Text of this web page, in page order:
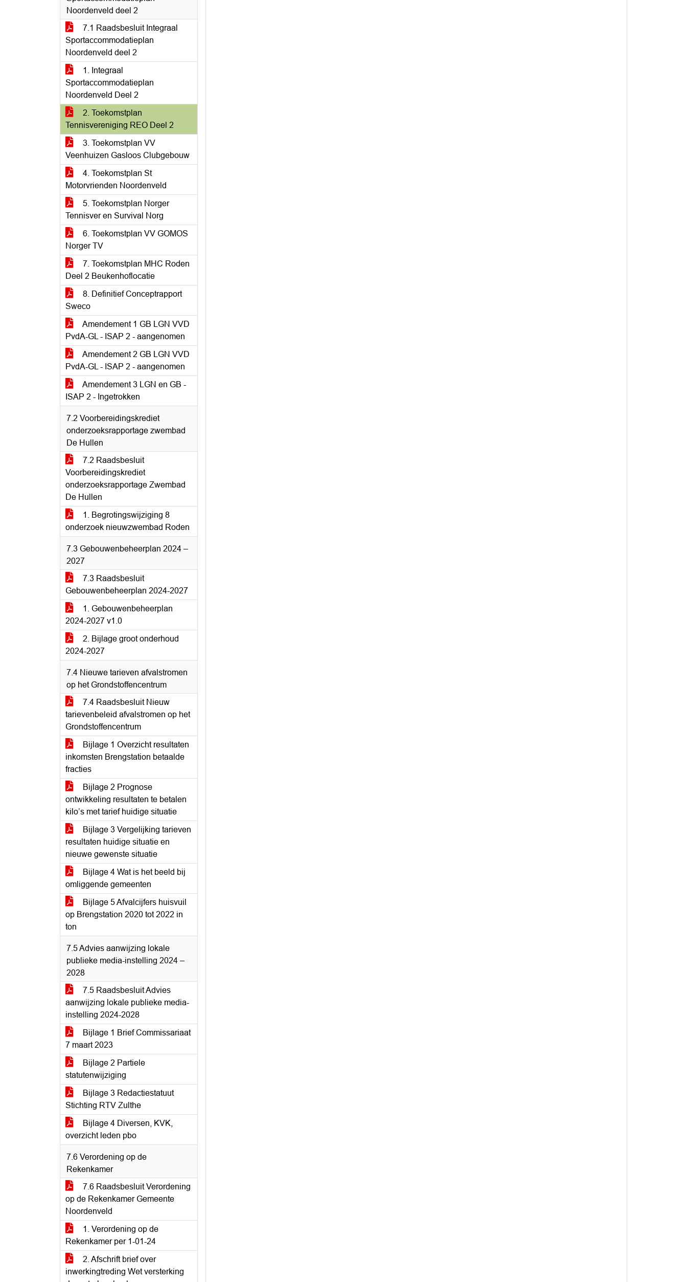
Noordenveld deel 2
7.1 Raadsbesluit Integraal
Sportaccommodatieplan
Noordenveld deel 2
1. Integraal
Sportaccommodatieplan
Noordenveld Deel 2
2. Toekomstplan
Tennisvereniging REO Deel 2
3. Toekomstplan VV
Veenhuizen Gasloos Clubgebouw
4. Toekomstplan St
Motorvrienden Noordenveld
5. Toekomstplan Norger
Tennisver en Survival Norg
6. Toekomstplan VV GOMOS
Norger TV
7. Toekomstplan MHC Roden
Deel 2 Beukenhoflocatie
8. Definitief Conceptrapport
Sweco
Amendement 1 GB LGN VVD
PvdA-GL - ISAP 2 - aangenomen
Amendement 2 GB LGN VVD
PvdA-GL - ISAP 2 - aangenomen
Amendement 3 LGN en GB -
ISAP 2 - Ingetrokken
7.2 Voorbereidingskrediet
onderzoeksrapportage zwembad
De Hullen
7.2 Raadsbesluit
Voorbereidingskrediet
onderzoeksrapportage Zwembad
De Hullen
1. Begrotingswijziging 8
onderzoek nieuwzwembad Roden
7.3 Gebouwenbeheerplan 2024 –
2027
7.3 Raadsbesluit
Gebouwenbeheerplan 2024-2027
1. Gebouwenbeheerplan
2024-2027 v1.0
2. Bijlage groot onderhoud
2024-2027
7.4 Nieuwe tarieven afvalstromen
op het Grondstoffencentrum
7.4 Raadsbesluit Nieuw
tarievenbeleid afvalstromen op het
Grondstoffencentrum
Bijlage 1 Overzicht resultaten
inkomsten Brengstation betaalde
fracties
Bijlage 2 Prognose
ontwikkeling resultaten te betalen
kilo’s met tarief huidige situatie
Bijlage 3 Vergelijking tarieven
resultaten huidige situatie en
nieuwe gewenste situatie
Bijlage 4 Wat is het beeld bij
omliggende gemeenten
Bijlage 5 Afvalcijfers huisvuil
op Brengstation 2020 tot 2022 in
ton
7.5 Advies aanwijzing lokale
publieke media-instelling 2024 –
2028
7.5 Raadsbesluit Advies
aanwijzing lokale publieke media-
instelling 2024-2028
Bijlage 1 Brief Commissariaat
7 maart 2023
Bijlage 2 Partiele
statutenwijziging
Bijlage 3 Redactiestatuut
Stichting RTV Zulthe
Bijlage 4 Diversen, KVK,
overzicht leden pbo
7.6 Verordening op de
Rekenkamer
7.6 Raadsbesluit Verordening
op de Rekenkamer Gemeente
Noordenveld
1. Verordening op de
Rekenkamer per 1-01-24
2. Afschrift brief over
inwerkingtreding Wet versterking